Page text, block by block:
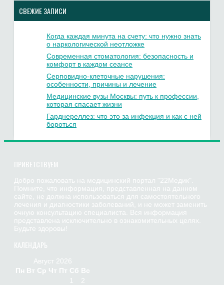
СВЕЖИЕ ЗАПИСИ
Когда каждая минута на счету: что нужно знать
о наркологической неотложке
Современная стоматология: безопасность и
комфорт в каждом сеансе
Серповидно-клеточные нарушения:
особенности, причины и лечение
Медицинские вузы Москвы: путь к профессии,
которая спасает жизни
Гарднереллез: что это за инфекция и как с ней
бороться
ПРИВЕТСТВУЕМ
Добро пожаловать на медицинский портал "22Медик".
Помните, что информация, представленная на данном
сайте, не должна использоваться для самостоятельного
лечения и диагностики заболеваний, и не может заменить
очную консультацию специалиста. Вся информация
представлена исключительно в ознакомительных целях.
Будьте здоровы!
КАЛЕНДАРЬ
Август 2026
Пн Вт Ср Чт Пт Сб Вс
2